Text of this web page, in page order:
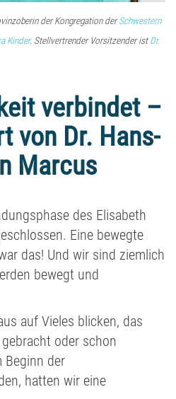
der Kongregation derSchwestern
Kinder. Stellvertrender Vorsitzender ist Dr.
verbindet –
von Dr. Hans-
Marcus
des Elisabeth
Eine bewegte
das! Und wir sind ziemlich
bewegt und
auf Vieles blicken, das
oder schon
Beginn der
hatten wir eine